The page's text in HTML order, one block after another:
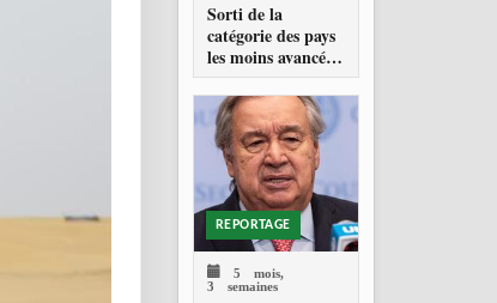
Sorti de la
catégorie des pays
les moins avancés,
São Tomé-et-
Príncipe part en
quête de capitaux
privés responsables
REPORTAGE
5 mois,
3 semaines